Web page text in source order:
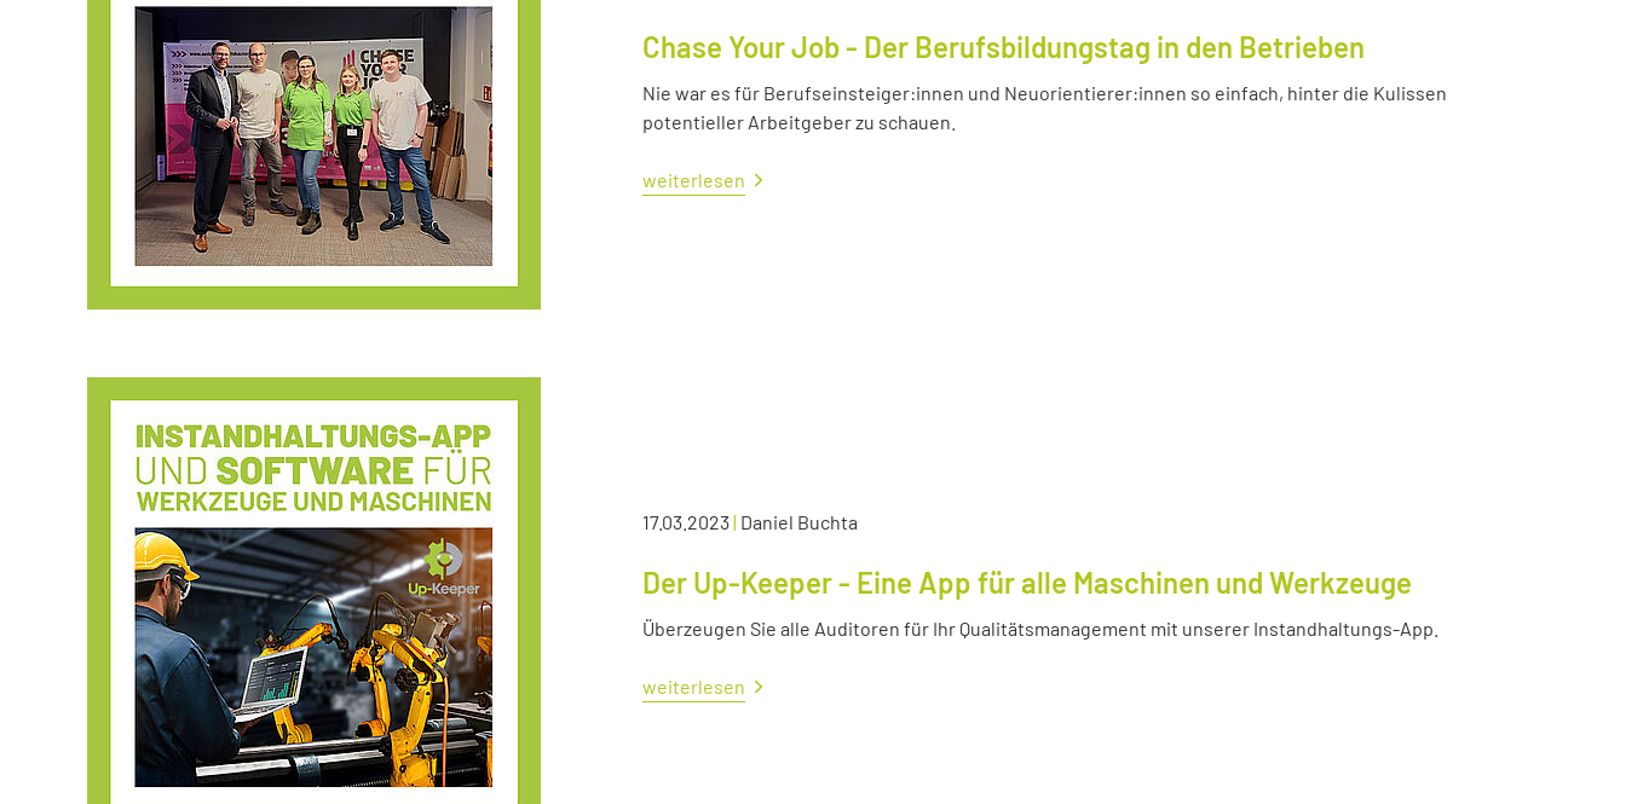
Chase Your Job - Der Berufsbildungstag in den Betrieben
Nie war es für Berufseinsteiger:innen und Neuorientierer:innen so einfach, hinter die Kulissen
potentieller Arbeitgeber zu schauen.
weiterlesen
17.03.2023| Daniel Buchta
Der Up-Keeper - Eine App für alle Maschinen und Werkzeuge
Überzeugen Sie alle Auditoren für Ihr Qualitätsmanagement mit unserer Instandhaltungs-App.
weiterlesen